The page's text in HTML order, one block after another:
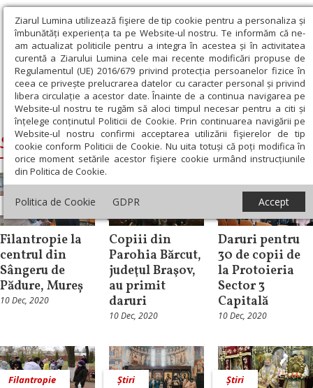
Ziarul Lumina utilizează fişiere de tip cookie pentru a personaliza și
îmbunătăți experiența ta pe Website-ul nostru. Te informăm că ne-
am actualizat politicile pentru a integra în acestea și în activitatea
curentă a Ziarului Lumina cele mai recente modificări propuse de
Regulamentul (UE) 2016/679 privind protecția persoanelor fizice în
ceea ce privește prelucrarea datelor cu caracter personal și privind
libera circulație a acestor date. Înainte de a continua navigarea pe
Website-ul nostru te rugăm să aloci timpul necesar pentru a citi și
înțelege conținutul Politicii de Cookie. Prin continuarea navigării pe
Website-ul nostru confirmi acceptarea utilizării fişierelor de tip
cookie conform Politicii de Cookie. Nu uita totuși că poți modifica în
orice moment setările acestor fişiere cookie urmând instrucțiunile
din Politica de Cookie.
Politica de Cookie GDPR Accept
Ziarul Lumina › Sfantul Nicolae
Sfantul Nicolae
Filantropie
Filantropie la
centrul din
Sângeru de
Pădure, Mureș
10 Dec, 2020
Filantropie
Copiii din
Parohia Bărcut,
judeţul Braşov,
au primit
daruri
10 Dec, 2020
Filantropie
Daruri pentru
30 de copii de
la Protoieria
Sector 3
Capitală
10 Dec, 2020
Filantropie Știri Știri